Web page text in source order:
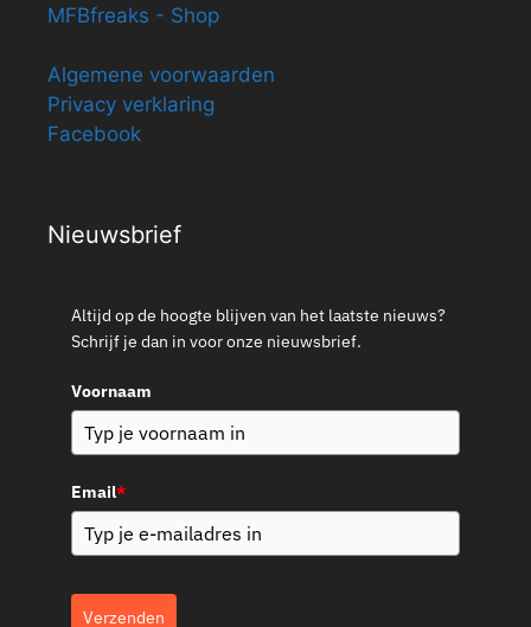
MFBfreaks - Shop
Algemene voorwaarden
Privacy verklaring
Facebook
Nieuwsbrief
Altijd op de hoogte blijven van het laatste nieuws?
Schrijf je dan in voor onze nieuwsbrief.
Voornaam
Email*
Verzenden